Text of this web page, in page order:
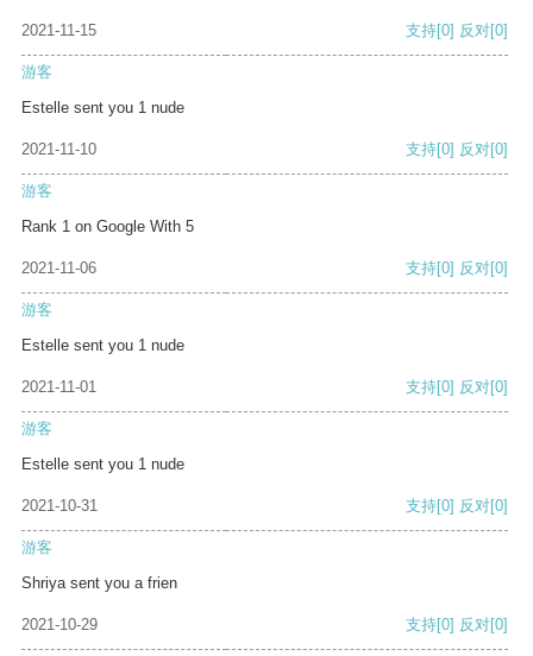
2021-11-15 支持[0] 反对[0]
游客
Estelle sent you 1 nude
2021-11-10 支持[0] 反对[0]
游客
Rank 1 on Google With 5
2021-11-06 支持[0] 反对[0]
游客
Estelle sent you 1 nude
2021-11-01 支持[0] 反对[0]
游客
Estelle sent you 1 nude
2021-10-31 支持[0] 反对[0]
游客
Shriya sent you a frien
2021-10-29 支持[0] 反对[0]